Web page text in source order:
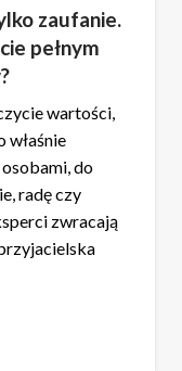
zaufanie.
pełnym
wartości,
właśnie
do
radę czy
zwracają